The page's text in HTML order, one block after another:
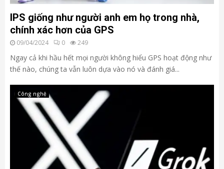
IPS giống như người anh em họ trong nhà,
chính xác hơn của GPS
09/04/2024 0 249
Ngay cả khi hầu hết mọi người không hiểu GPS hoạt động như
thế nào, chúng ta vẫn luôn dựa vào nó và đánh giá...
Công nghệ